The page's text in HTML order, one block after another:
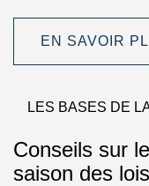
EN SAVOIR
LES BASES DE
Conseils sur
saison des